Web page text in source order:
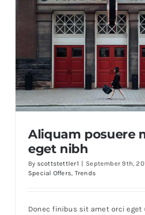
Aliquam posuere
eget nibh
By scottstettler1 | September 9th,
Special Offers, Trends
Donec finibus sit amet orci eget